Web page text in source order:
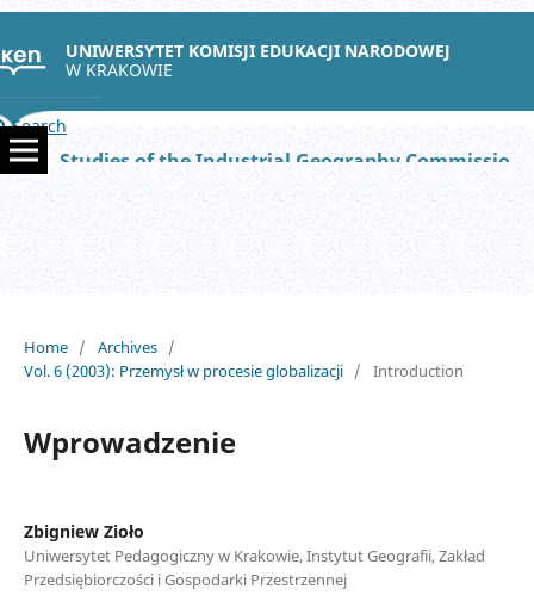
UNIWERSYTET KOMISJI EDUKACJI NARODOWEJ
W KRAKOWIE
Search
Studies of the Industrial Geography Commission of the Polish Geographical Society
Home / Archives /
Vol. 6 (2003): Przemysł w procesie globalizacji / Introduction
Wprowadzenie
Zbigniew Zioło
Uniwersytet Pedagogiczny w Krakowie, Instytut Geografii, Zakład
Przedsiębiorczości i Gospodarki Przestrzennej